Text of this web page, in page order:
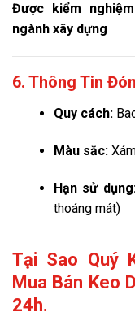
Được kiểm
ngành xây dựng
6. Thông Tin
Quy cách:
Màu sắc:
Hạn sử
thoáng mát)
Tại Sao Quý
Mua Bán Keo
24h.